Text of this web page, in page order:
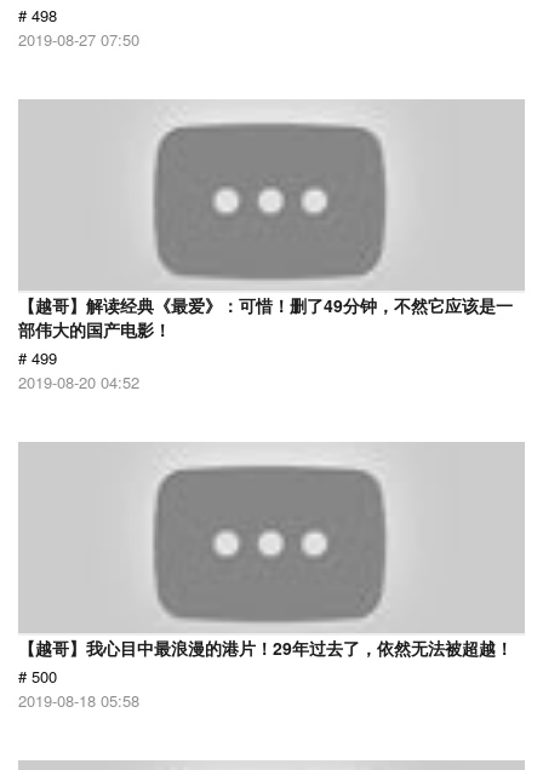
# 498
2019-08-27 07:50
【越哥】解读经典《最爱》：可惜！删了49分钟，不然它应该是一
部伟大的国产电影！
# 499
2019-08-20 04:52
【越哥】我心目中最浪漫的港片！29年过去了，依然无法被超越！
# 500
2019-08-18 05:58